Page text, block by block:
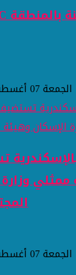
الجمعة 07 أغسطس 2026 05:12 مساءً
الجمعة 07 أغسطس 2026 03:47 مساءً